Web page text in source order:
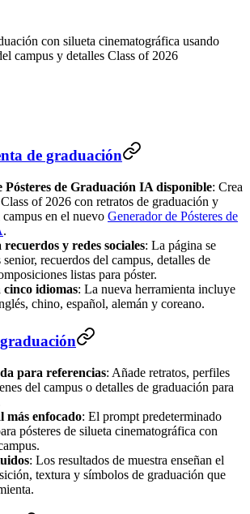
con silueta cinematográfica usando
campus y detalles Class of 2026
de graduación
Pósteres de Graduación IA disponible: Crea
of 2026 con retratos de graduación y
en el nuevo Generador de Pósteres de
.
y redes sociales: La página se
recuerdos del campus, detalles de
listas para póster.
idiomas: La nueva herramienta incluye
chino, español, alemán y coreano.
para referencias: Añade retratos, perfiles
del campus o detalles de graduación para
más enfocado: El prompt predeterminado
pósteres de silueta cinematográfica con
: Los resultados de muestra enseñan el
textura y símbolos de graduación que